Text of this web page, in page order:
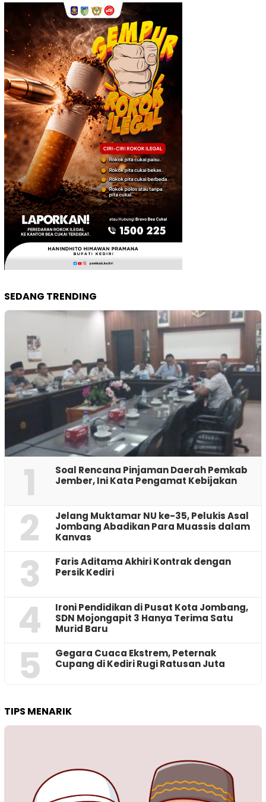
SEDANG TRENDING
1
‎Soal Rencana Pinjaman Daerah Pemkab
Jember, Ini Kata Pengamat Kebijakan ‎
2
Jelang Muktamar NU ke-35, Pelukis Asal
Jombang Abadikan Para Muassis dalam
Kanvas
3
Faris Aditama Akhiri Kontrak dengan
Persik Kediri
4
Ironi Pendidikan di Pusat Kota Jombang,
SDN Mojongapit 3 Hanya Terima Satu
Murid Baru
5
‎Gegara Cuaca Ekstrem, Peternak
Cupang di Kediri Rugi Ratusan Juta
TIPS MENARIK